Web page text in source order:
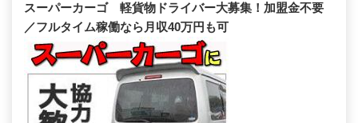
スーパーカーゴ 軽貨物ドライバー大募集！加盟金不要
／フルタイム稼働なら月収40万円も可